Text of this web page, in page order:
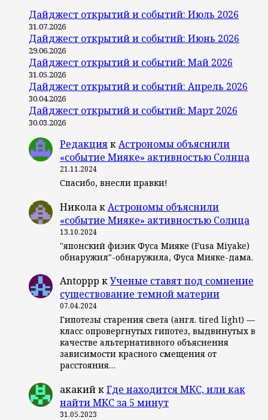
Дайджест открытий и событий: Июль 2026
31.07.2026
Дайджест открытий и событий: Июнь 2026
29.06.2026
Дайджест открытий и событий: Май 2026
31.05.2026
Дайджест открытий и событий: Апрель 2026
30.04.2026
Дайджест открытий и событий: Март 2026
30.03.2026
РедакциякАстрономы объяснили
«событие Мияке» активностью Солнца
21.11.2024
Спасибо, внесли правки!
НиколакАстрономы объяснили
«событие Мияке» активностью Солнца
13.10.2024
"японский физик Фуса Мияке (Fusa Miyake)
обнаружил"-обнаружила, Фуса Мияке-дама.
Antoppp кУченые ставят под сомнение
существование темной материи
07.04.2024
Гипотезы старения света (англ. tired light) —
класс опровергнутых гипотез, выдвинутых в
качестве альтернативного объяснения
зависимости красного смещения от
расстояния…
акакийкГде находится МКС, или как
найти МКС за 5 минут
31.05.2023